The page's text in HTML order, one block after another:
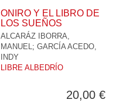
ONIRO Y EL LIBRO DE
LOS SUEÑOS
ALCARÁZ IBORRA,
MANUEL; GARCÍA ACEDO,
INDY
LIBRE ALBEDRÍO
20,00 €